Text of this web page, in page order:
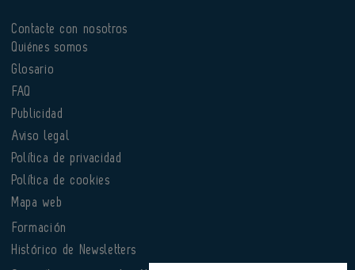
Contacte con nosotros
Quiénes somos
Glosario
FAQ
Publicidad
Aviso legal
Política de privacidad
Política de cookies
Mapa web
Formación
Histórico de Newsletters